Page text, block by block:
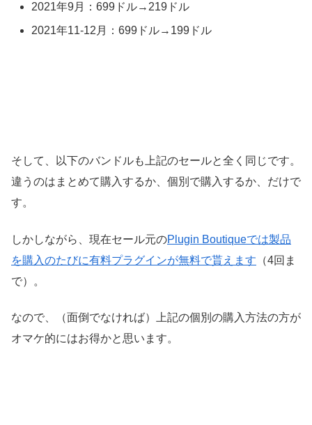
2021年9月：699ドル→219ドル
2021年11-12月：699ドル→199ドル
そして、以下のバンドルも上記のセールと全く同じです。
違うのはまとめて購入するか、個別で購入するか、だけで
す。
しかしながら、現在セール元のPlugin Boutiqueでは製品
を購入のたびに有料プラグインが無料で貰えます （4回ま
で）。
なので、（面倒でなければ）上記の個別の購入方法の方が
オマケ的にはお得かと思います。